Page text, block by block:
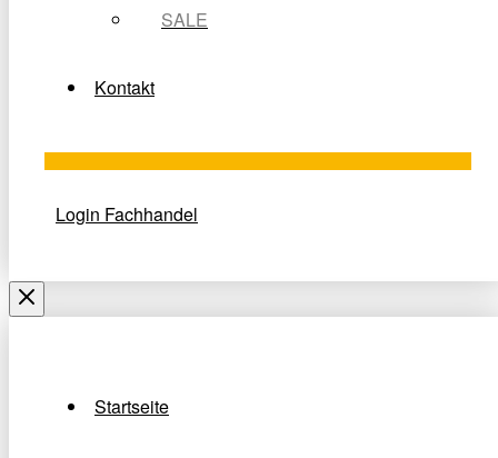
SALE
Kontakt
Login Fachhandel
Startseite